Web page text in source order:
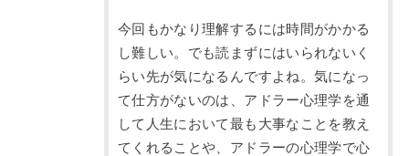
今回もかなり理解するには時間がかかる
し難しい。でも読まずにはいられないく
らい先が気になるんですよね。気になっ
て仕方がないのは、アドラー心理学を通
して人生において最も大事なことを教え
てくれることや、アドラーの心理学で心